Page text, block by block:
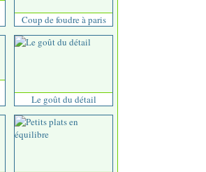
Coup de foudre à paris
Le goût du détail